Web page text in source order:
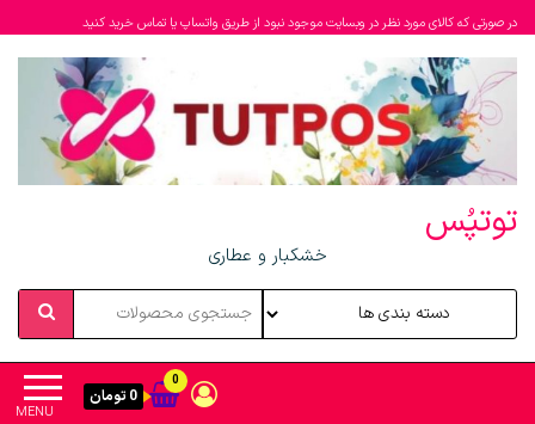
در صورتی که کالای مورد نظر در وبسایت موجود نبود از طریق واتساپ یا تماس خرید کنید
توتپُس
خشکبار و عطاری
MENU
0
0 تومان